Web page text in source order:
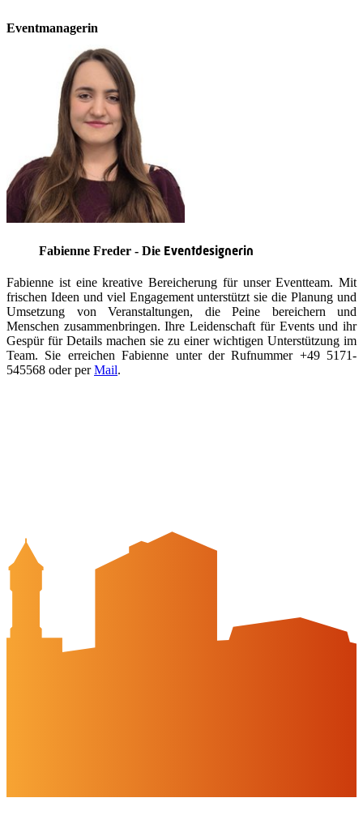
Eventmanagerin
Fabienne Freder - Die Eventdesignerin
Fabienne ist eine kreative Bereicherung für unser Eventteam. Mit
frischen Ideen und viel Engagement unterstützt sie die Planung und
Umsetzung von Veranstaltungen, die Peine bereichern und
Menschen zusammenbringen. Ihre Leidenschaft für Events und ihr
Gespür für Details machen sie zu einer wichtigen Unterstützung im
Team. Sie erreichen Fabienne unter der Rufnummer +49 5171-
545568 oder perMail.
Kontakt
Peine Marketing GmbH
Breite Str. 58
welcome@peinemarketing.de